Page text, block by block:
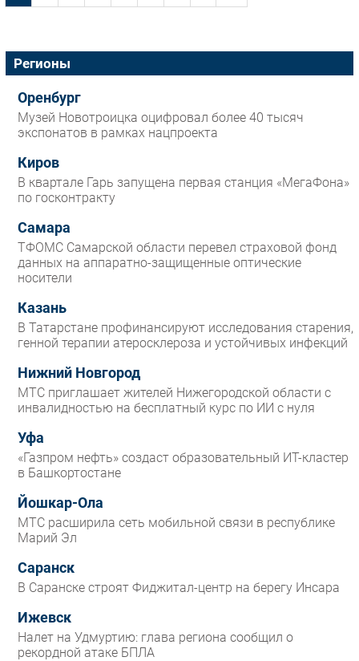
Регионы
Оренбург
Музей Новотроицка оцифровал более 40 тысяч
экспонатов в рамках нацпроекта
Киров
В квартале Гарь запущена первая станция «МегаФона»
по госконтракту
Самара
ТФОМС Самарской области перевел страховой фонд
данных на аппаратно-защищенные оптические
носители
Казань
В Татарстане профинансируют исследования старения,
генной терапии атеросклероза и устойчивых инфекций
Нижний Новгород
МТС приглашает жителей Нижегородской области с
инвалидностью на бесплатный курс по ИИ с нуля
Уфа
«Газпром нефть» создаст образовательный ИТ-кластер
в Башкортостане
Йошкар-Ола
МТС расширила сеть мобильной связи в республике
Марий Эл
Саранск
В Саранске строят Фиджитал-центр на берегу Инсара
Ижевск
Налет на Удмуртию: глава региона сообщил о
рекордной атаке БПЛА